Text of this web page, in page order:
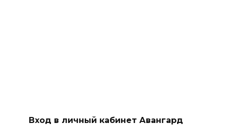
Вход в личный кабинет Авангард